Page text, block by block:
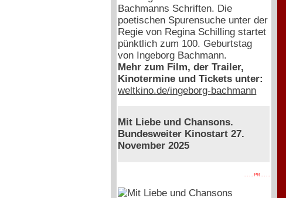
Bachmanns Schriften. Die
poetischen Spurensuche unter der
Regie von Regina Schilling startet
pünktlich zum 100. Geburtstag
von Ingeborg Bachmann.
Mehr zum Film, der Trailer,
Kinotermine und Tickets unter:
weltkino.de/ingeborg-bachmann
Mit Liebe und Chansons.
Bundesweiter Kinostart 27.
November 2025
. . . . PR . . . .